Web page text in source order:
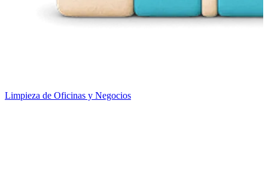
Limpieza de Oficinas y Negocios